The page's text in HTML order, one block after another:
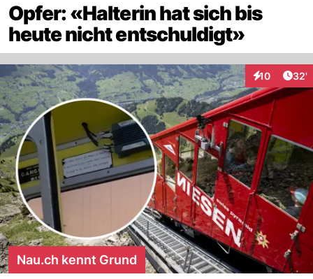
Opfer: «Halterin hat sich bis
heute nicht entschuldigt»
10
Interaktionen
32'
Nau.ch kennt Grund